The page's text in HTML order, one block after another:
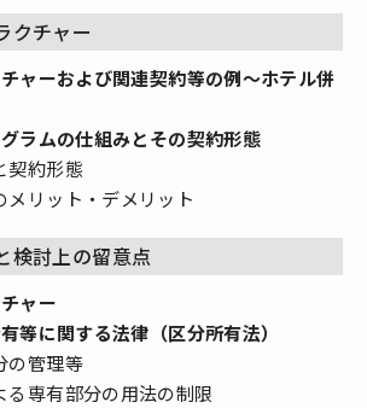
クチャー
ャーおよび関連契約等の例～ホテル併
ラムの仕組みとその契約形態
約形態
リット・デメリット
検討上の留意点
ャー
等に関する法律（区分所有法）
管理等
専有部分の用法の制限